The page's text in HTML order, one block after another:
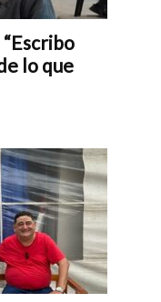
lo que